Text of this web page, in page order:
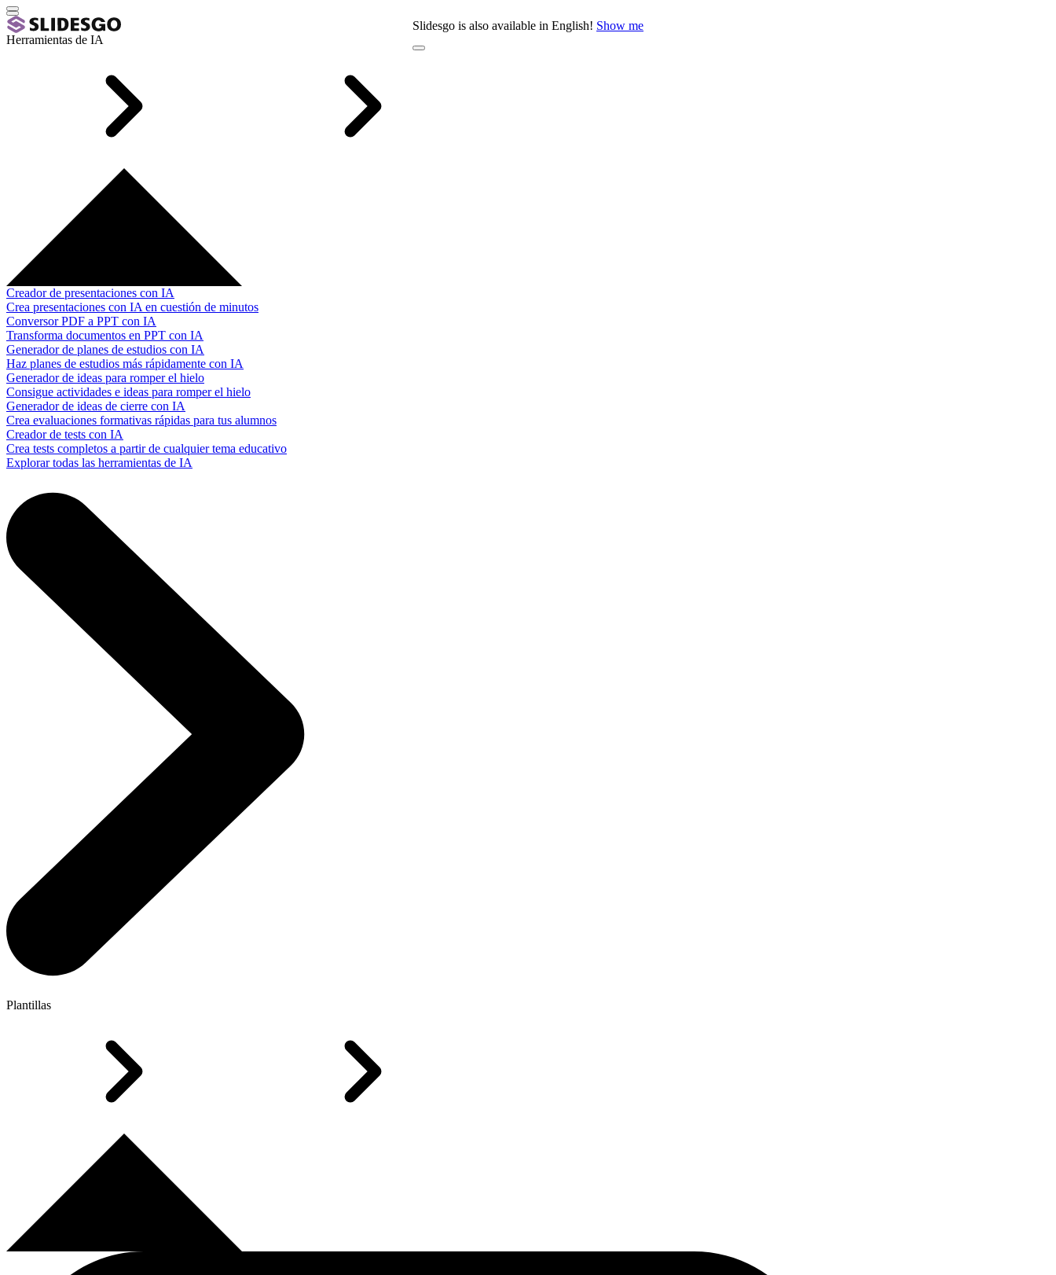
Slidesgo is also available in English! Show me
Herramientas de IA
Creador de presentaciones con IA
Crea presentaciones con IA en cuestión de minutos
Conversor PDF a PPT con IA
Transforma documentos en PPT con IA
Generador de planes de estudios con IA
Haz planes de estudios más rápidamente con IA
Generador de ideas para romper el hielo
Consigue actividades e ideas para romper el hielo
Generador de ideas de cierre con IA
Crea evaluaciones formativas rápidas para tus alumnos
Creador de tests con IA
Crea tests completos a partir de cualquier tema educativo
Explorar todas las herramientas de IA
Plantillas